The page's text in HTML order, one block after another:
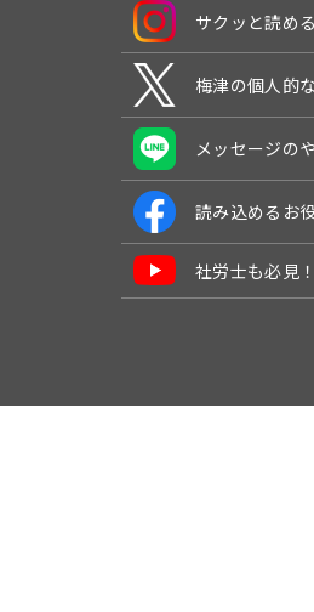
サクッと読め
梅津の個人的
メッセージの
読み込めるお
社労士も必見